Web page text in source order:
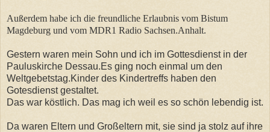
Außerdem habe ich die freundliche Erlaubnis vom Bistum
Magdeburg und vom MDR1 Radio Sachsen.Anhalt.
Gestern waren mein Sohn und ich im Gottesdienst in der
Pauluskirche Dessau.Es ging noch einmal um den
Weltgebetstag.Kinder des Kindertreffs haben den
Gotesdienst gestaltet.
Das war köstlich. Das mag ich weil es so schön lebendig ist.
Da waren Eltern und Großeltern mit, sie sind ja stolz auf ihre